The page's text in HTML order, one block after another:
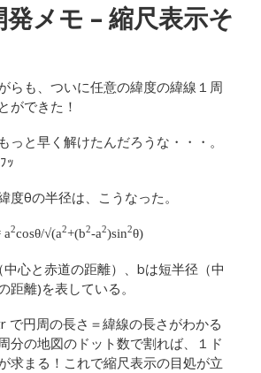
メモ – 縮尺表示そ
らも、ついに任意の緯度の緯線１周
ができた！
っと早く解けたんだろうな・・・。
ﾌｯ
度θの半径は、こうなった。
a2cosθ/√(a2+(b2-a2)sin2θ)
心と赤道の距離）、bは短半径（中
距離)を表している。
で円周の長さ＝緯線の長さがわかる
分の地図のドット数で割れば、１ド
求まる！これで縮尺表示の目処が立